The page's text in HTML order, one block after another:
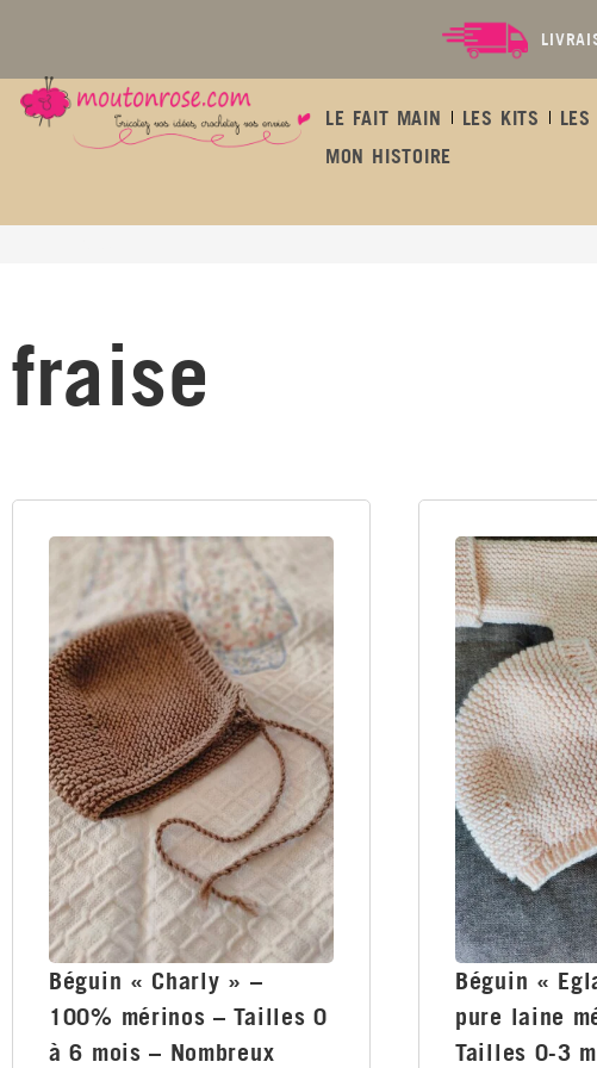
LE FAIT MAIN LES KITS LES
MON HISTOIRE
fraise
Béguin « Charly » –
100% mérinos – Tailles 0
à 6 mois – Nombreux
Béguin «
pure laine
Tailles 0-3